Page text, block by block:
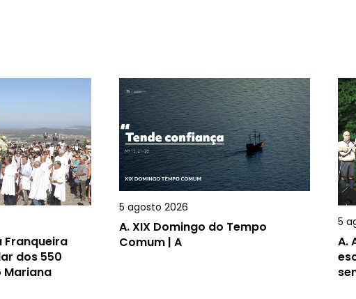
Franqueira
dos 550
Mariana
5 agosto 2026
A.XIX Domingo do Tempo
Comum | A
5
A.